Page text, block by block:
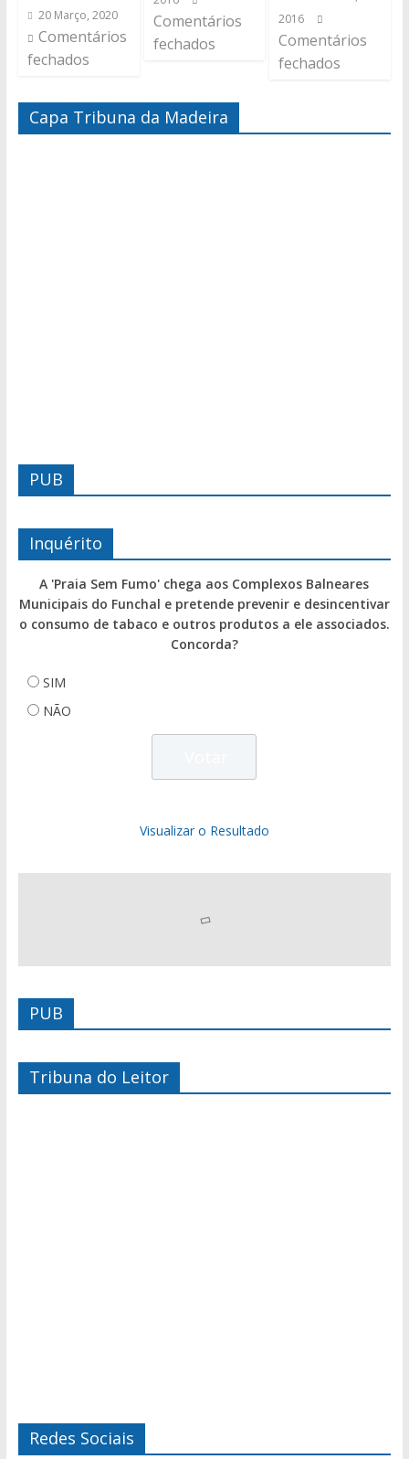
20 Março, 2020
Comentários
fechados
Comentários
fechados
2016
Comentários
fechados
Capa Tribuna da Madeira
PUB
Inquérito
A 'Praia Sem Fumo' chega aos Complexos Balneares
Municipais do Funchal e pretende prevenir e desincentivar
o consumo de tabaco e outros produtos a ele associados.
Concorda?
SIM
NÃO
Visualizar o Resultado
PUB
Tribuna do Leitor
Redes Sociais